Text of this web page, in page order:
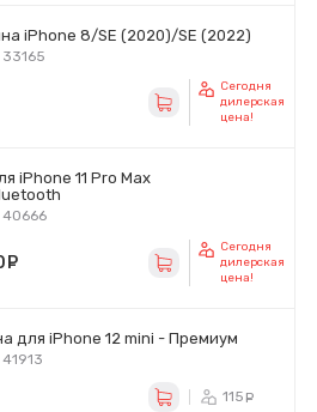
iPhone 8/SE (2020)/SE (2022)
33165
Сегодня
дилерская
цена!
iPhone 11 Pro Max
40666
Сегодня
дилерская
цена!
для iPhone 12 mini - Премиум
115